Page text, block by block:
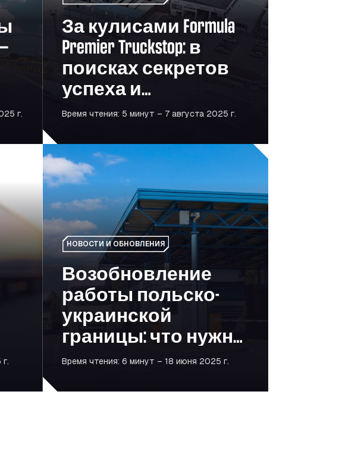
г.
За кулисами Formula
Premier Truckstop: в
поисках секретов
успеха и
сотрудничества с
Время чтения: 5 минут – 7 августа 2025 г.
на электромобили дешевле или просто экологичнее?
Возобновление работы польско-украинской границы: что
НОВОСТИ И ОБНОВЛЕНИЯ
Возобновление
работы польско-
украинской
границы: что нужно
знать операторам
Время чтения: 6 минут – 18 июня 2025 г.